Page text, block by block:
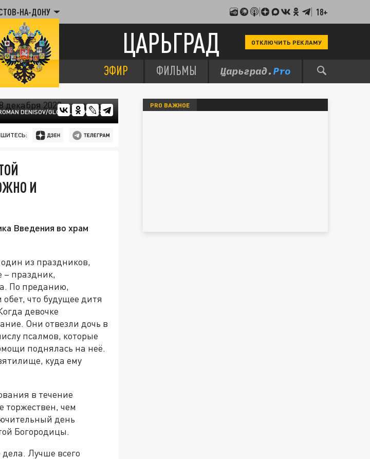
НА-ДОНУ 18+
ЦАРЬГРАД ОТКЛЮЧИТЬ РЕКЛАМУ
ЭФИР ФИЛЬМЫ
DENISOV/GLOBALLOOKPRESS
И
Введения во храм
из праздников,
– праздник,
По преданию,
что будущее дитя
девочке
Они отвезли дочь в
псалмов, которые
поднялась на неё.
куда ему
в течение
торжествен, чем
день
Богородицы.
дела. Лучше всего
PRO ВАЖНОЕ